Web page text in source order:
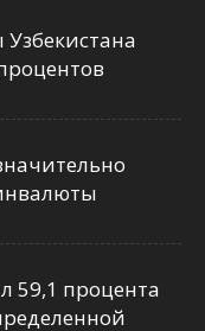
59,1 процента